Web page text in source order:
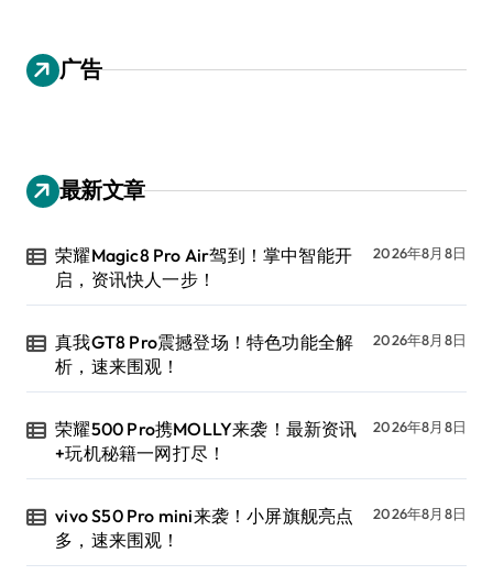
广告
最新文章
荣耀Magic8 Pro Air驾到！掌中智能开
启，资讯快人一步！
2026年8月8日
真我GT8 Pro震撼登场！特色功能全解
析，速来围观！
2026年8月8日
荣耀500 Pro携MOLLY来袭！最新资讯
+玩机秘籍一网打尽！
2026年8月8日
vivo S50 Pro mini来袭！小屏旗舰亮点
多，速来围观！
2026年8月8日